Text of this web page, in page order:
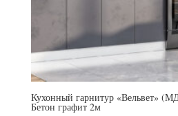
Кухонный гарнитур «Вельвет»
Бетон графит 2м